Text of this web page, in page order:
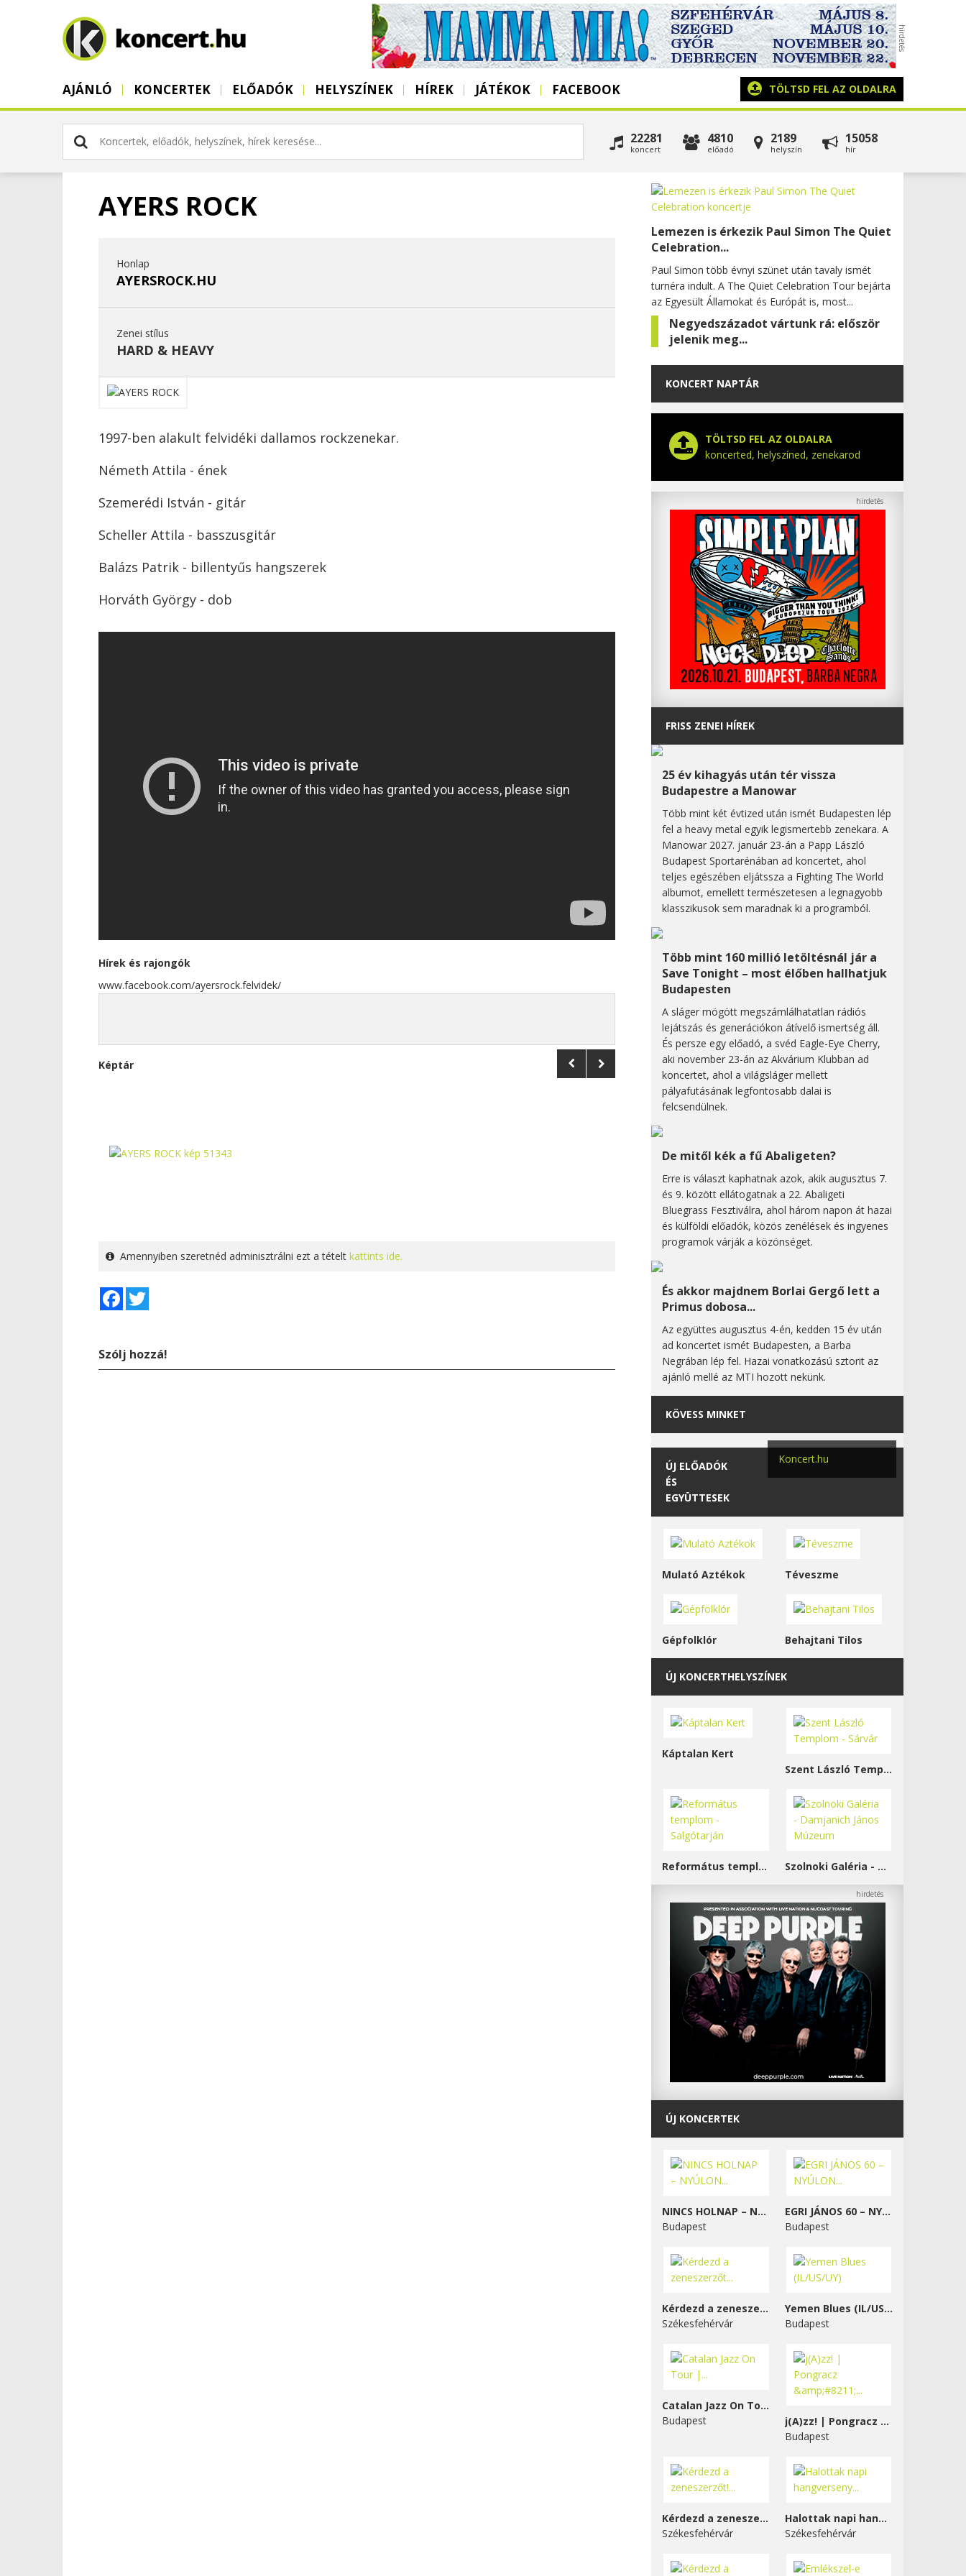
AJÁNLÓ KONCERTEK ELŐADÓK HELYSZÍNEK HÍREK JÁTÉKOK FACEBOOK TÖLTSD FEL AZ OLDALRA
22281
koncert
4810
előadó
2189
helyszín
15058
hír
AYERS ROCK
Honlap
AYERSROCK.HU
Zenei stílus
HARD & HEAVY
1997-ben alakult felvidéki dallamos rockzenekar.
Németh Attila - ének
Szemerédi István - gitár
Scheller Attila - basszusgitár
Balázs Patrik - billentyűs hangszerek
Horváth György - dob
Hírek és rajongók
www.facebook.com/ayersrock.felvidek/
Képtár
Amennyiben szeretnéd adminisztrálni ezt a tételt kattints ide.
Facebook
Szólj hozzá!
Lemezen is érkezik Paul Simon The Quiet
Celebration...
Paul Simon több évnyi szünet után tavaly ismét
turnéra indult. A The Quiet Celebration Tour bejárta
az Egyesült Államokat és Európát is, most...
Negyedszázadot vártunk rá: először
jelenik meg...
KONCERT NAPTÁR
TÖLTSD FEL AZ OLDALRA
koncerted, helyszíned, zenekarod
FRISS ZENEI HÍREK
25 év kihagyás után tér vissza
Budapestre a Manowar
Több mint két évtized után ismét Budapesten lép
fel a heavy metal egyik legismertebb zenekara. A
Manowar 2027. január 23-án a Papp László
Budapest Sportarénában ad koncertet, ahol
teljes egészében eljátssza a Fighting The World
albumot, emellett természetesen a legnagyobb
klasszikusok sem maradnak ki a programból.
Több mint 160 millió letöltésnál jár a
Save Tonight – most élőben hallhatjuk
Budapesten
A sláger mögött megszámlálhatatlan rádiós
lejátszás és generációkon átívelő ismertség áll.
És persze egy előadó, a svéd Eagle-Eye Cherry,
aki november 23-án az Akvárium Klubban ad
koncertet, ahol a világsláger mellett
pályafutásának legfontosabb dalai is
felcsendülnek.
De mitől kék a fű Abaligeten?
Erre is választ kaphatnak azok, akik augusztus 7.
és 9. között ellátogatnak a 22. Abaligeti
Bluegrass Fesztiválra, ahol három napon át hazai
és külföldi előadók, közös zenélések és ingyenes
programok várják a közönséget.
És akkor majdnem Borlai Gergő lett a
Primus dobosa...
Az együttes augusztus 4-én, kedden 15 év után
ad koncertet ismét Budapesten, a Barba
Negrában lép fel. Hazai vonatkozású sztorit az
ajánló mellé az MTI hozott nekünk.
KÖVESS MINKET
Koncert.hu
ÚJ ELŐADÓK
ÉS
EGYÜTTESEK
Mulató Aztékok Téveszme
Gépfolklór Behajtani Tilos
ÚJ KONCERTHELYSZÍNEK
Káptalan Kert
Szent László Templom - Sárvár
Református templom - Salgótarján Szolnoki Galéria - Damjanich János Múzeum
ÚJ KONCERTEK
NINCS HOLNAP – NYÚLON...
Budapest
EGRI JÁNOS 60 – NYÚLON...
Budapest
Kérdezd a zeneszerzőt...
Székesfehérvár
Yemen Blues (IL/US/UY)
Budapest
Catalan Jazz On Tour |...
Budapest
j(A)zz! | Pongracz &#8211;...
Budapest
Kérdezd a zeneszerzőt!...
Székesfehérvár
Halottak napi hangverseny...
Székesfehérvár